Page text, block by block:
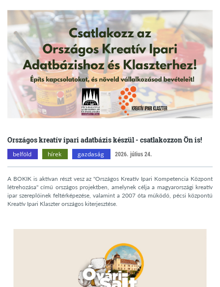
Országos kreatív ipari adatbázis készül - csatlakozzon Ön is!
belföld hírek gazdaság 2026. július 24.
A BOKIK is aktívan részt vesz az "Országos Kreatív Ipari Kompetencia Központ
létrehozása" című országos projektben, amelynek célja a magyarországi kreatív
ipar szereplőinek feltérképezése, valamint a 2007 óta működő, pécsi központú
Kreatív Ipari Klaszter országos kiterjesztése.